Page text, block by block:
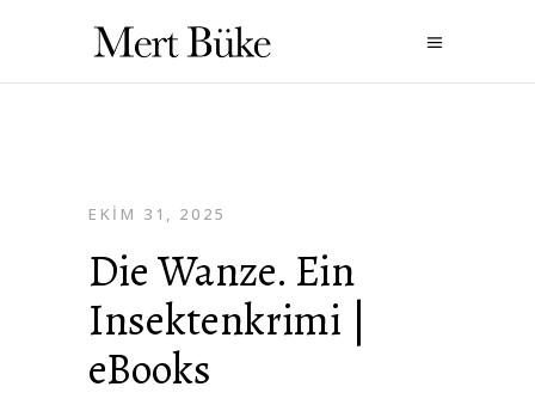
EKIM 31, 2025
Die Wanze. Ein
Insektenkrimi |
eBooks